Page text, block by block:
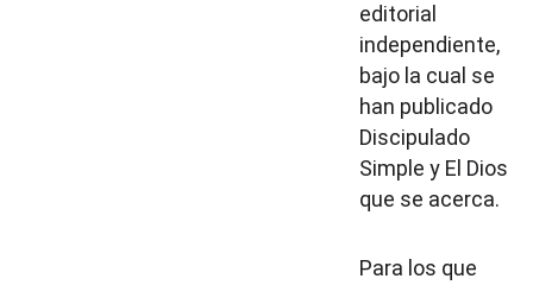
editorial
independiente,
bajo la cual se
han publicado
Discipulado
Simple y El Dios
que se acerca.
Para los que